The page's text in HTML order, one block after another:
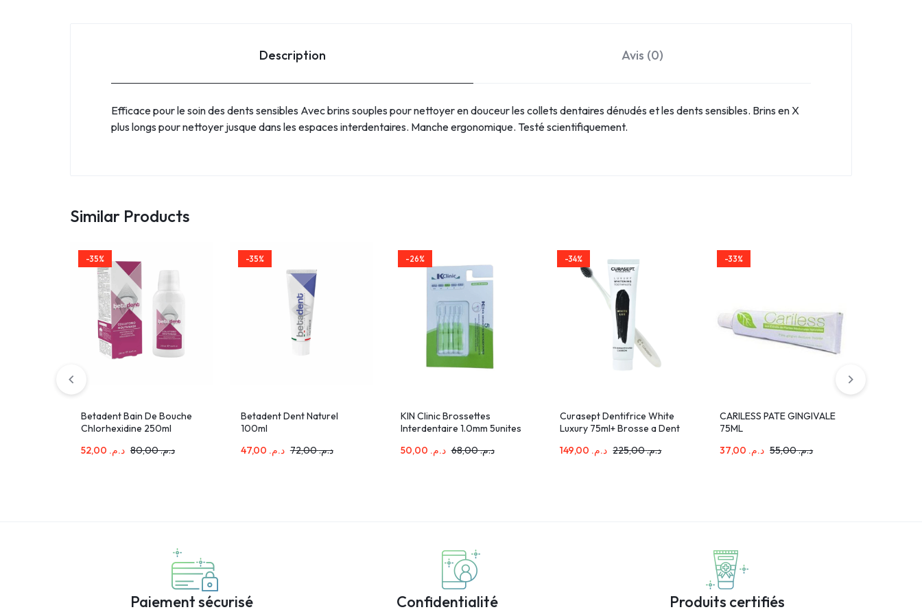
Description Avis (0)
Efficace pour le soin des dents sensibles Avec brins souples pour nettoyer en douceur les collets dentaires dénudés et les dents sensibles. Brins en X
plus longs pour nettoyer jusque dans les espaces interdentaires. Manche ergonomique. Testé scientifiquement.
Similar Products
-35%
Betadent Bain De Bouche
Chlorhexidine 250ml
د.م.
د.م.80,00
-35%
Betadent Dent Naturel
100ml
د.م.
د.م.72,00
-26%
KIN Clinic Brossettes
Interdentaire 1.0mm 5unites
د.م.
د.م.68,00
-34%
Curasept Dentifrice White
Luxury 75ml+ Brosse a Dent
د.م. د.م.225,00
-33%
CARILESS PATE GINGIVALE
75ML
د.م.
د.م.55,00
Paiement sécurisé Confidentialité Produits certifiés